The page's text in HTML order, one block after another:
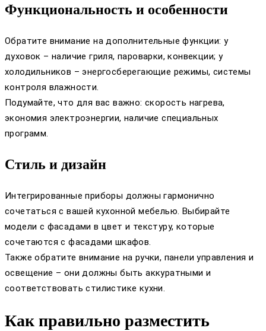
Функциональность и особенности
Обратите внимание на дополнительные функции: у
духовок – наличие гриля, пароварки, конвекции; у
холодильников – энергосберегающие режимы, системы
контроля влажности.
Подумайте, что для вас важно: скорость нагрева,
экономия электроэнергии, наличие специальных
программ.
Стиль и дизайн
Интегрированные приборы должны гармонично
сочетаться с вашей кухонной мебелью. Выбирайте
модели с фасадами в цвет и текстуру, которые
сочетаются с фасадами шкафов.
Также обратите внимание на ручки, панели управления и
освещение – они должны быть аккуратными и
соответствовать стилистике кухни.
Как правильно разместить